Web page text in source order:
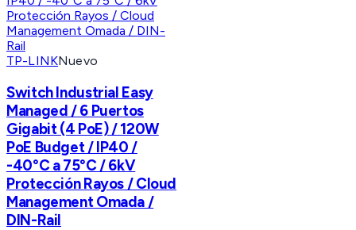
TP-LINKNuevo
Switch Industrial Easy
Managed / 6 Puertos
Gigabit (4 PoE) / 120W
PoE Budget / IP40 /
-40°C a 75°C / 6kV
Protección Rayos / Cloud
Management Omada /
DIN-Rail